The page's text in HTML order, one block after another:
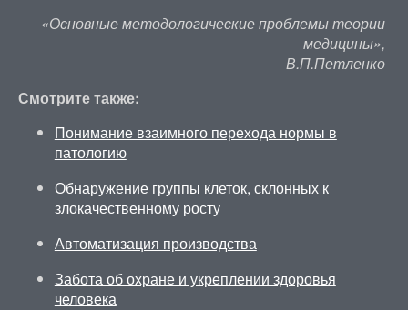
«Основные методологические проблемы теории
медицины»,
В.П.Петленко
Смотрите также:
Понимание взаимного перехода нормы в
патологию
Обнаружение группы клеток, склонных к
злокачественному росту
Автоматизация производства
Забота об охране и укреплении здоровья
человека